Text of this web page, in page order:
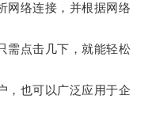
络连接，并根据网络
点击几下，就能轻松
也可以广泛应用于企